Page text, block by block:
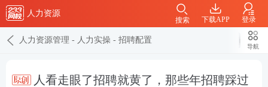
人力资源
下载APP 登录
搜索
人力资源管理 - 人力实操 - 招聘配置
导航
人看走眼了招聘就黄了，那些年招聘踩过